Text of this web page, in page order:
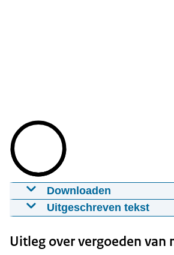
Downloaden
Beoordeling van
mp4
Uitgeschreven tekst
Iedereen in Nederland betaalt
Uitleg over vergoeden van